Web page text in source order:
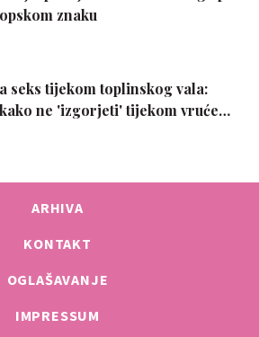
ARHIVA
KONTAKT
OGLAŠAVANJE
IMPRESSUM